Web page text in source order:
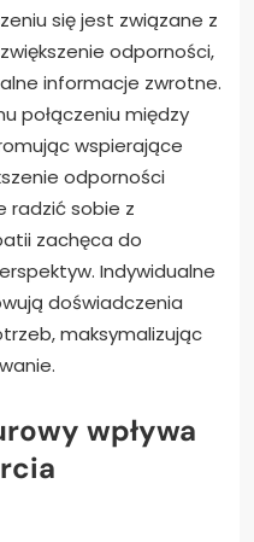
się jest związane z
odporności,
informacje zwrotne.
połączeniu między
wspierające
odporności
radzić sobie z
zachęca do
Indywidualne
doświadczenia
maksymalizując
wpływa